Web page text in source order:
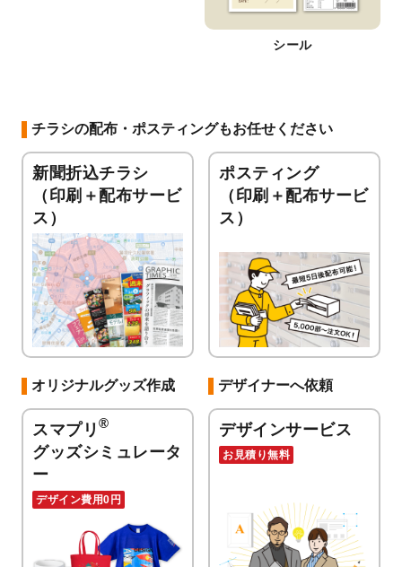
シール
チラシの配布・ポスティングもお任せください
新聞折込チラシ
（印刷＋配布サービ
ス）
ポスティング
（印刷＋配布サービ
ス）
オリジナルグッズ作成
スマプリ ®
グッズシミュレータ
ー
デザイン費用0円
デザイナーへ依頼
デザインサービス
お見積り無料